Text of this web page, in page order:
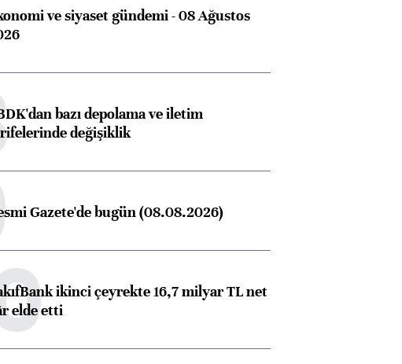
ve siyaset gündemi - 08 Ağustos
bazı depolama ve iletim
değişiklik
Gazete'de bugün (08.08.2026)
ikinci çeyrekte 16,7 milyar TL net
elde etti